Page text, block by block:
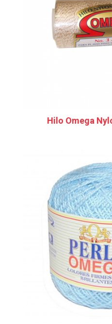
Hilo Omega